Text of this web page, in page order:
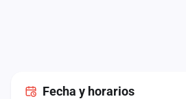
Fecha y horarios
Administración